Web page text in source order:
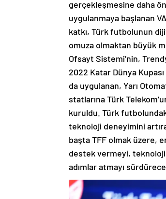
gerçekleşmesine daha
uygulanmaya başlanan
katkı, Türk futbolunun
omuza olmaktan büyük
Ofsayt Sistemi’nin,
2022 Katar Dünya
da uygulanan, Yarı
statlarına Türk
kuruldu. Türk
teknoloji deneyimini
başta TFF olmak üzere,
destek vermeyi,
adımlar atmayı